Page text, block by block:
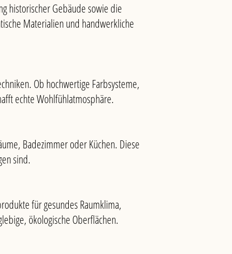
historischer Gebäude sowie die
Materialien und handwerkliche
Ob hochwertige Farbsysteme,
echte Wohlfühlatmosphäre.
Badezimmer oder Küchen. Diese
sind.
für gesundes Raumklima,
ökologische Oberflächen.